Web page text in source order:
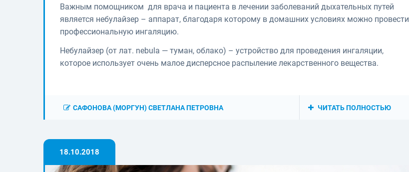
Важным помощником для врача и пациента в лечении заболеваний дыхательных путей
является небулайзер – аппарат, благодаря которому в домашних условиях можно провести
профессиональную ингаляцию.
Небулайзер (от лат. nebula — туман, облако) – устройство для проведения ингаляции,
которое использует очень малое дисперсное распыление лекарственного вещества.
САФОНОВА (МОРГУН) СВЕТЛАНА ПЕТРОВНА ЧИТАТЬ ПОЛНОСТЬЮ
18.10.2018